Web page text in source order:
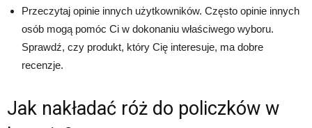
Przeczytaj opinie innych użytkowników. Często opinie innych
osób mogą pomóc Ci w dokonaniu właściwego wyboru.
Sprawdź, czy produkt, który Cię interesuje, ma dobre
recenzje.
Jak nakładać róż do policzków w